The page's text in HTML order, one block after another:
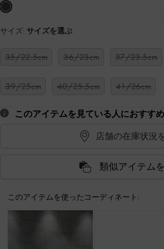
サイズ: サイズを選ぶ
35/22.5cm 36/23cm 37/23.5cm
39/25cm 40/25.5cm 41/26cm
このアイテムを見ている人におすすめ
店舗の在庫状況
類似アイテム
このアイテムを使ったコーディネート: